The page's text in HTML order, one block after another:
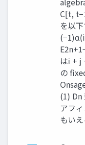
C[t,
を以
はi + j
の
(1) Dn
アフ
もい